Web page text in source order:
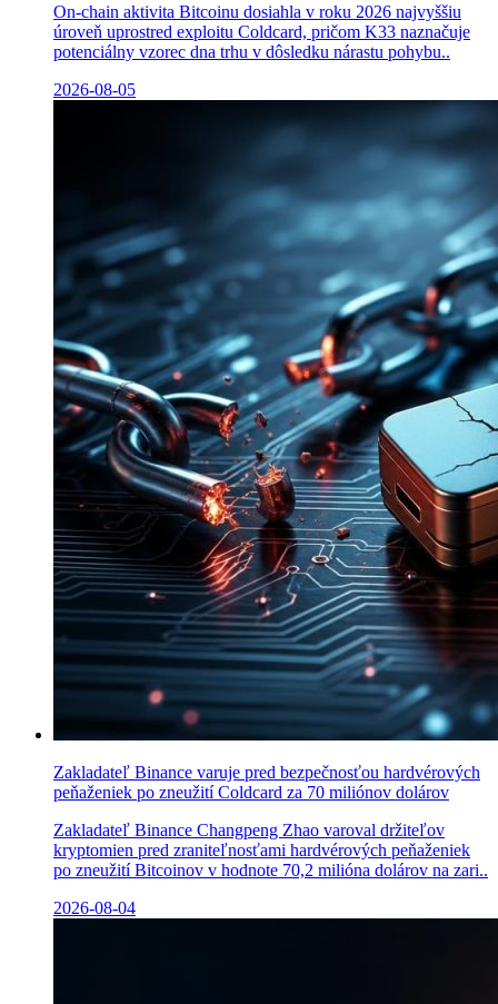
On-chain aktivita Bitcoinu dosiahla v roku 2026 najvyššiu
úroveň uprostred exploitu Coldcard, pričom K33 naznačuje
potenciálny vzorec dna trhu v dôsledku nárastu pohybu..
2026-08-05
Zakladateľ Binance varuje pred bezpečnosťou hardvérových
peňaženiek po zneužití Coldcard za 70 miliónov dolárov
Zakladateľ Binance Changpeng Zhao varoval držiteľov
kryptomien pred zraniteľnosťami hardvérových peňaženiek
po zneužití Bitcoinov v hodnote 70,2 milióna dolárov na zari..
2026-08-04